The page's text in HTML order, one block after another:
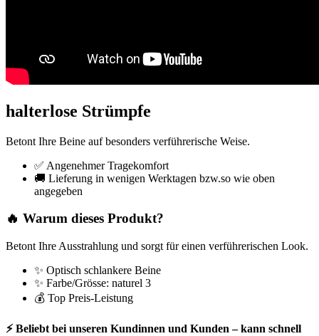
halterlose Strümpfe
Betont Ihre Beine auf besonders verführerische Weise.
✅ Angenehmer Tragekomfort
🚚 Lieferung in wenigen Werktagen bzw.so wie oben
angegeben
🔥 Warum dieses Produkt?
Betont Ihre Ausstrahlung und sorgt für einen verführerischen Look.
✨ Optisch schlankere Beine
✨ Farbe/Grösse: naturel 3
💰 Top Preis-Leistung
⚡ Beliebt bei unseren Kundinnen und Kunden – kann schnell